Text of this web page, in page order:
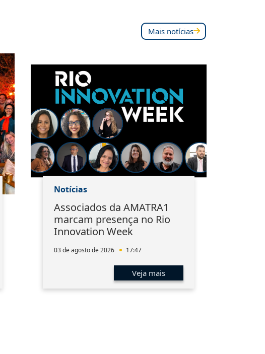
Mais notícias
Notícias
Associados da AMATRA1
marcam presença no Rio
Innovation Week
03 de agosto de 2026 17:47
Veja mais